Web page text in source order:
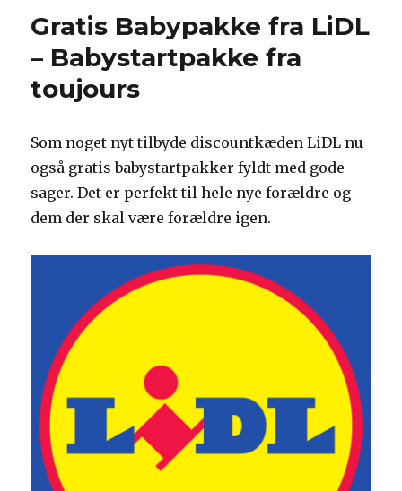
HTC
Gratis Babypakke fra LiDL
– Babystartpakke fra
toujours
Som noget nyt tilbyde discountkæden LiDL nu
også gratis babystartpakker fyldt med gode
sager. Det er perfekt til hele nye forældre og
dem der skal være forældre igen.